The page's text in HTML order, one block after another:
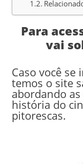
Para
vai
Caso você se
temos o site
abordando
história do
pitorescas.